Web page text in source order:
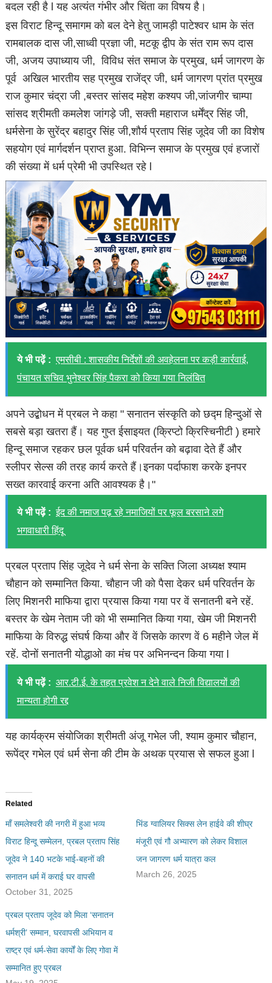
बदल रही है l यह अत्यंत गंभीर और चिंता का विषय है।
इस विराट हिन्दू समागम को बल देने हेतु जामड़ी पाटेश्वर धाम के संत
रामबालक दास जी,साध्वी प्रज्ञा जी, मटकू द्वीप के संत राम रूप दास
जी, अजय उपाध्याय जी, विविध संत समाज के प्रमुख, धर्म जागरण के
पूर्व अखिल भारतीय सह प्रमुख राजेंद्र जी, धर्म जागरण प्रांत प्रमुख
राज कुमार चंद्रा जी ,बस्तर सांसद महेश कश्यप जी,जांजगीर चाम्पा
सांसद श्रीमती कमलेश जांगड़े जी, सक्ती महाराज धर्मेंद्र सिंह जी,
धर्मसेना के सुरेंद्र बहादुर सिंह जी,शौर्य प्रताप सिंह जूदेव जी का विशेष
सहयोग एवं मार्गदर्शन प्राप्त हुआ. विभिन्न समाज के प्रमुख एवं हजारों
की संख्या में धर्म प्रेमी भी उपस्थित रहे l
ये भी पढ़ें : एमसीबी : शासकीय निर्देशों की अवहेलना पर कड़ी कार्रवाई,
पंचायत सचिव भुनेश्वर सिंह पैकरा को किया गया निलंबित
अपने उद्बोधन में प्रबल ने कहा " सनातन संस्कृति को छद्म हिन्दुओं से
सबसे बड़ा खतरा हैं। यह गुप्त ईसाइयत (क्रिप्टो क्रिस्चिनीटी ) हमारे
हिन्दू समाज रहकर छल पूर्वक धर्म परिवर्तन को बढ़ावा देते हैं और
स्लीपर सेल्स की तरह कार्य करते हैं।इनका पर्दाफाश करके इनपर
सख्त कारवाई करना अति आवश्यक है।"
ये भी पढ़ें : ईद की नमाज पढ़ रहे नमाजियों पर फूल बरसाने लगे
भगवाधारी हिंदू
प्रबल प्रताप सिंह जूदेव ने धर्म सेना के सक्ति जिला अध्यक्ष श्याम
चौहान को सम्मानित किया. चौहान जी को पैसा देकर धर्म परिवर्तन के
लिए मिशनरी माफिया द्वारा प्रयास किया गया पर वें सनातनी बने रहें.
बस्तर के खेम नेताम जी को भी सम्मानित किया गया, खेम जी मिशनरी
माफिया के विरुद्ध संघर्ष किया और वें जिसके कारण वें 6 महीने जेल में
रहें. दोनों सनातनी योद्धाओ का मंच पर अभिनन्दन किया गया l
ये भी पढ़ें : आर.टी.ई. के तहत प्रवेश न देने वाले निजी विद्यालयों की
मान्यता होगी रद्द
यह कार्यक्रम संयोजिका श्रीमती अंजू गभेल जी, श्याम कुमार चौहान,
रूपेंद्र गभेल एवं धर्म सेना की टीम के अथक प्रयास से सफल हुआ l
Related
माँ समलेश्वरी की नगरी में हुआ भव्य
विराट हिन्दू सम्मेलन, प्रबल प्रताप सिंह
जूदेव ने 140 भटके भाई-बहनों की
सनातन धर्म में कराई घर वापसी
October 31, 2025
भिंड ग्वालियर सिक्स लेन हाईवे की शीघ्र
मंजूरी एवं गौ अभ्यारण को लेकर विशाल
जन जागरण धर्म यात्रा कल
March 26, 2025
प्रबल प्रताप जूदेव को मिला ‘सनातन
धर्मश्री’ सम्मान, घरवापसी अभियान व
राष्ट्र एवं धर्म-सेवा कार्यों के लिए गोवा में
सम्मानित हुए प्रबल